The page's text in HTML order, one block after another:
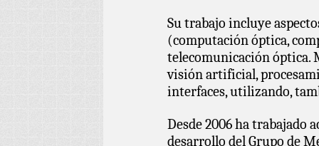
Su trabajo incluye
(computación óptica,
telecomunicación óptica.
visión artificial,
interfaces, utilizando,
Desde 2006 ha trabajado
desarrollo del Grupo de